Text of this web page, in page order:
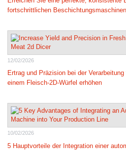
fortschrittlichen
12/02/2026
Ertrag und Präzision bei der
einem Fleisch-2D-Würfel erhöhen
10/02/2026
5 Hauptvorteile der Integration einer